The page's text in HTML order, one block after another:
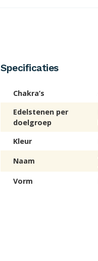
Specificaties
Chakra’s
Edelstenen per
doelgroep
Kleur
Naam
Vorm